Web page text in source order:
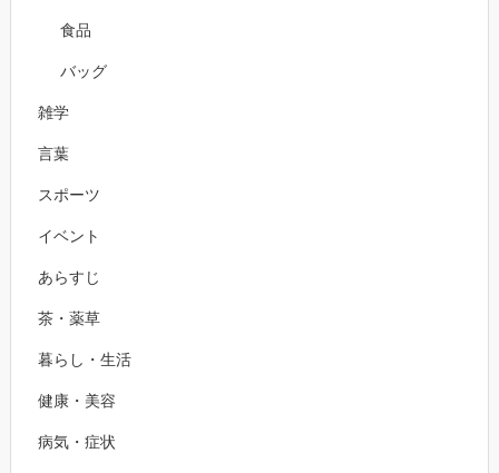
食品
バッグ
雑学
言葉
スポーツ
イベント
あらすじ
茶・薬草
暮らし・生活
健康・美容
病気・症状